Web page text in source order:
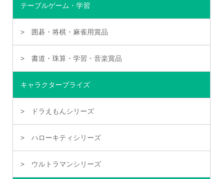
テーブルゲーム・学習
囲碁・将棋・麻雀用賞品
書道・珠算・学習・音楽賞品
キャラクタープライズ
ドラえもんシリーズ
ハローキティシリーズ
ウルトラマンシリーズ